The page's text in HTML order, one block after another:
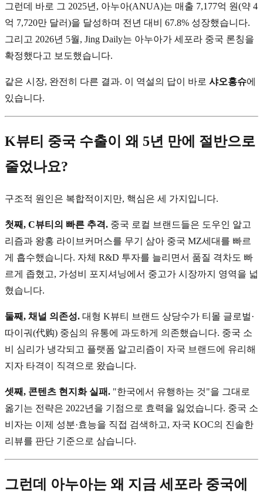
그런데 바로 그 2025년, 아누아(ANUA)는 매출 7,177억 원(약 4
억 7,720만 달러)을 달성하며 전년 대비 67.8% 성장했습니다.
그리고 2026년 5월, Jing Daily는 아누아가 세포라 중국 론칭을
확정했다고 보도했습니다.
같은 시장, 완전히 다른 결과. 이 역설의 답이 바로 샤오홍슈에
있습니다.
K뷰티 중국 수출이 왜 5년 만에 절반으로
줄었나요?
구조적 원인은 복합적이지만, 핵심은 세 가지입니다.
첫째, C뷰티의 빠른 추격. 중국 로컬 브랜드들은 도우인 알고
리즘과 왕홍 라이브커머스를 무기 삼아 중국 MZ세대를 빠르
게 흡수했습니다. 자체 R&D 투자를 늘리면서 품질 격차도 빠
르게 좁혔고, 가성비 포지셔닝에서 중고가 시장까지 영역을 넓
혔습니다.
둘째, 채널 의존성. 대형 K뷰티 브랜드 상당수가 티몰 글로벌·
따이궈(代购) 중심의 유통에 과도하게 의존했습니다. 중국 소
비 심리가 냉각되고 플랫폼 알고리즘이 자국 브랜드에 유리해
지자 타격이 직격으로 왔습니다.
셋째, 콘텐츠 현지화 실패. "한국에서 유행하는 것"을 그대로
옮기는 전략은 2022년을 기점으로 효력을 잃었습니다. 중국 소
비자는 이제 성분·효능을 직접 검색하고, 자국 KOC의 진솔한
리뷰를 판단 기준으로 삼습니다.
그런데 아누아는 왜 지금 세포라 중국에